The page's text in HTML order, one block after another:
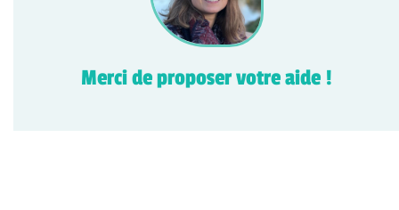
Merci de proposer votre aide !